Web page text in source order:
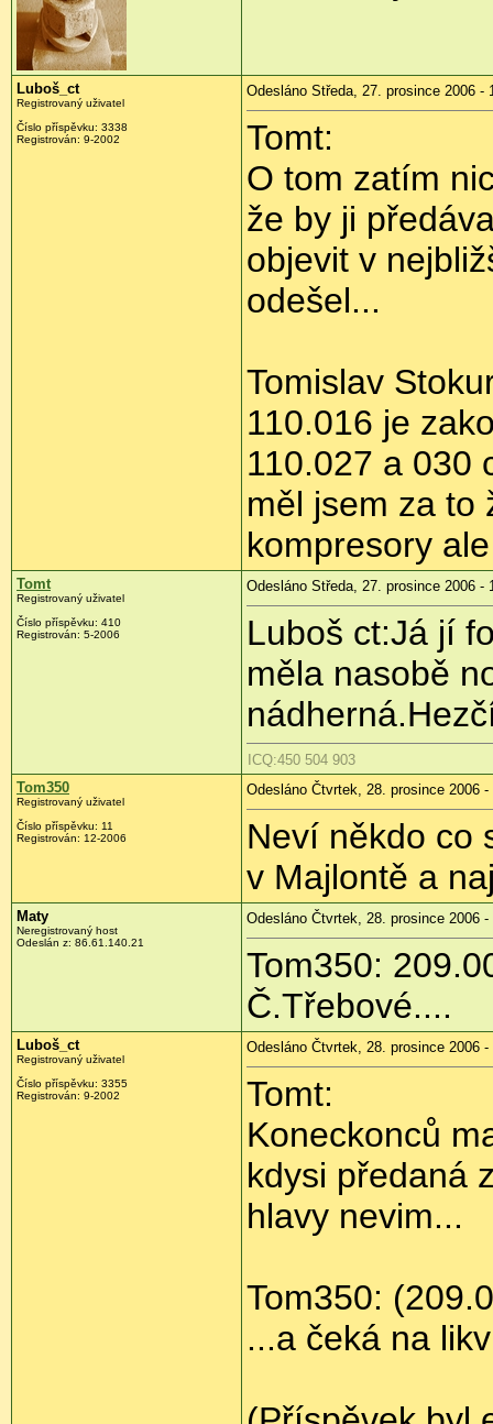
Luboš_ct
Registrovaný uživatel
Číslo příspěvku: 3338
Registrován: 9-2002
Odesláno Středa, 27. prosince 2006 -
Tomt:
O tom zatím
že by ji
objevit v
odešel...
Tomislav
110.016 je
110.027 a 030
měl jsem za to
kompresory
Tomt
Registrovaný uživatel
Číslo příspěvku: 410
Registrován: 5-2006
Odesláno Středa, 27. prosince 2006 -
Luboš ct:Já jí
měla nasobě
ICQ:450 504 903
Tom350
Registrovaný uživatel
Číslo příspěvku: 11
Registrován: 12-2006
Odesláno Čtvrtek, 28. prosince 2006 -
Neví někdo co
v Majlontě a
Maty
Neregistrovaný host
Odeslán z: 86.61.140.21
Odesláno Čtvrtek, 28. prosince 2006 -
Tom350:
Č.Třebové....
Luboš_ct
Registrovaný uživatel
Číslo příspěvku: 3355
Registrován: 9-2002
Odesláno Čtvrtek, 28. prosince 2006 -
Tomt:
Koneckonců
kdysi předaná
hlavy nevim...
Tom350:
...a čeká na